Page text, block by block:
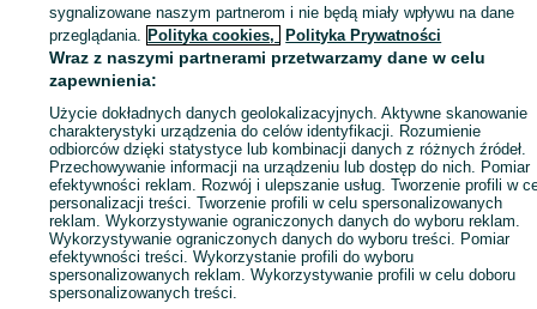
Zaloguj się / Załóż konto
Zadzwoń / SMS Wyślij wiadomość
sygnalizowane naszym partnerom i nie będą miały wpływu na dane
przeglądania. Polityka cookies, Polityka Prywatności
Wraz z naszymi partnerami przetwarzamy dane w celu
zapewnienia:
Użycie dokładnych danych geolokalizacyjnych. Aktywne skanowanie
charakterystyki urządzenia do celów identyfikacji. Rozumienie
odbiorców dzięki statystyce lub kombinacji danych z różnych źródeł.
Przechowywanie informacji na urządzeniu lub dostęp do nich. Pomiar
efektywności reklam. Rozwój i ulepszanie usług. Tworzenie profili w
personalizacji treści. Tworzenie profili w celu spersonalizowanych
reklam. Wykorzystywanie ograniczonych danych do wyboru reklam.
Wykorzystywanie ograniczonych danych do wyboru treści. Pomiar
efektywności treści. Wykorzystanie profili do wyboru
spersonalizowanych reklam. Wykorzystywanie profili w celu doboru
spersonalizowanych treści.